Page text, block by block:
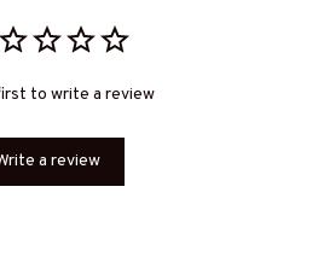
to write a review
a review